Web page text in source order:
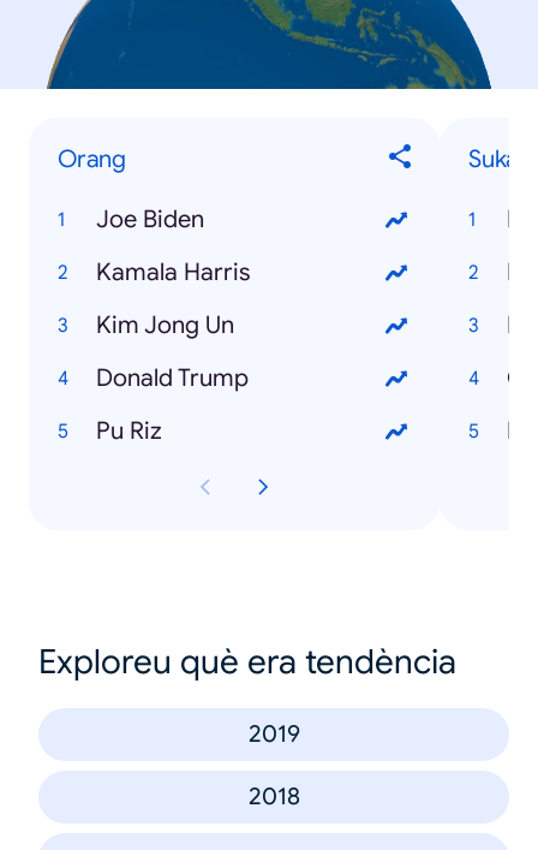
Orang
Joe Biden
Kamala Harris
Kim Jong Un
Donald Trump
Pu Riz
Sukan
Exploreu què era tendència
2019
2018